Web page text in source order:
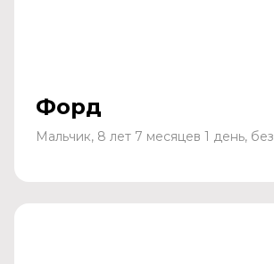
Форд
Мальчик, 8 лет 7 месяцев 1 день,